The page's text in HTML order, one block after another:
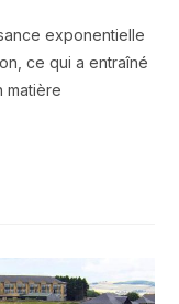
exponentielle
ce qui a entraîné
matière